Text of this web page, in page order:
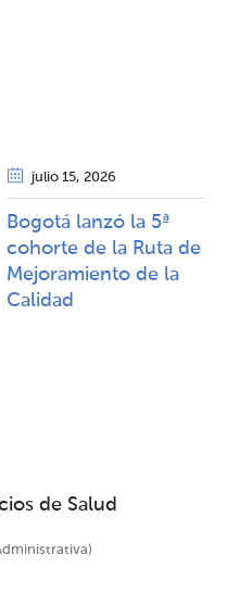
julio 15, 2026
Bogotá lanzó la 5ª
cohorte de la Ruta de
Mejoramiento de la
Calidad​​
de Salud